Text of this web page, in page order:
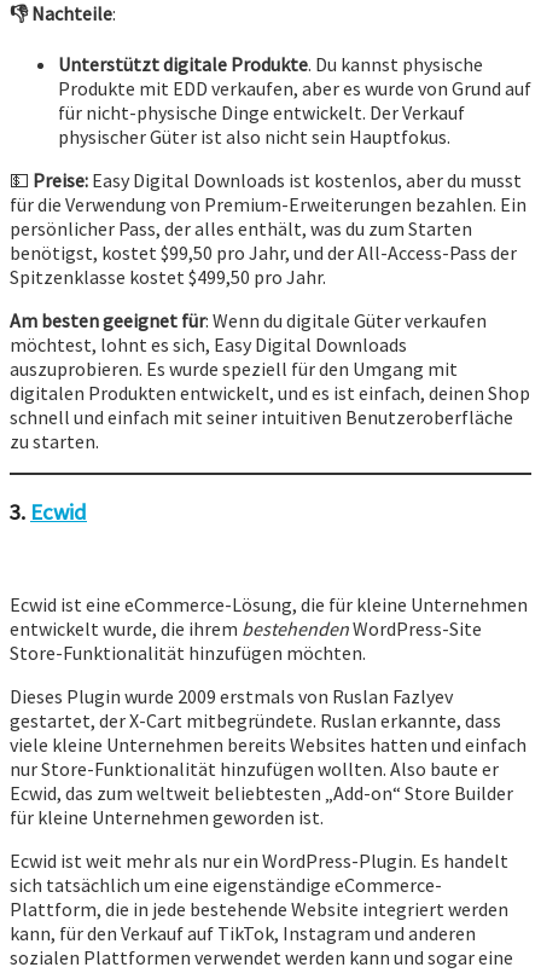
👎 Nachteile:
Unterstützt digitale Produkte. Du kannst physische
Produkte mit EDD verkaufen, aber es wurde von Grund auf
für nicht-physische Dinge entwickelt. Der Verkauf
physischer Güter ist also nicht sein Hauptfokus.
💵 Preise: Easy Digital Downloads ist kostenlos, aber du musst
für die Verwendung von Premium-Erweiterungen bezahlen. Ein
persönlicher Pass, der alles enthält, was du zum Starten
benötigst, kostet $99,50 pro Jahr, und der All-Access-Pass der
Spitzenklasse kostet $499,50 pro Jahr.
Am besten geeignet für: Wenn du digitale Güter verkaufen
möchtest, lohnt es sich, Easy Digital Downloads
auszuprobieren. Es wurde speziell für den Umgang mit
digitalen Produkten entwickelt, und es ist einfach, deinen Shop
schnell und einfach mit seiner intuitiven Benutzeroberfläche
zu starten.
3. Ecwid
Ecwid ist eine eCommerce-Lösung, die für kleine Unternehmen
entwickelt wurde, die ihrem bestehendenWordPress-Site
Store-Funktionalität hinzufügen möchten.
Dieses Plugin wurde 2009 erstmals von Ruslan Fazlyev
gestartet, der X-Cart mitbegründete. Ruslan erkannte, dass
viele kleine Unternehmen bereits Websites hatten und einfach
nur Store-Funktionalität hinzufügen wollten. Also baute er
Ecwid, das zum weltweit beliebtesten „Add-on“ Store Builder
für kleine Unternehmen geworden ist.
Ecwid ist weit mehr als nur ein WordPress-Plugin. Es handelt
sich tatsächlich um eine eigenständige eCommerce-
Plattform, die in jede bestehende Website integriert werden
kann, für den Verkauf auf TikTok, Instagram und anderen
sozialen Plattformen verwendet werden kann und sogar eine